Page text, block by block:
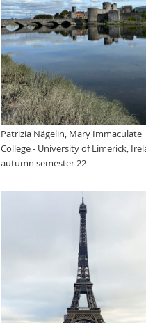
Patrizia Nägelin, Mary Immaculate
College - University of Limerick,
autumn semester 22